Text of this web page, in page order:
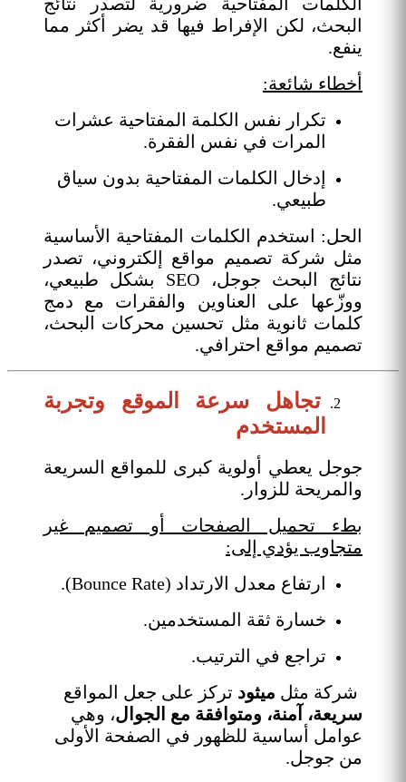
البحث، لكن الإفراط فيها قد يضر أكثر مما
ينفع.
أخطاء شائعة:
تكرار نفس الكلمة المفتاحية عشرات
المرات في نفس الفقرة.
إدخال الكلمات المفتاحية بدون سياق
طبيعي.
الحل: استخدم الكلمات المفتاحية الأساسية
مثل شركة تصميم مواقع إلكتروني، تصدر
نتائج البحث جوجل، SEO بشكل طبيعي،
ووزّعها على العناوين والفقرات مع دمج
كلمات ثانوية مثل تحسين محركات البحث،
تصميم مواقع احترافي.
تجاهل سرعة الموقع وتجربة
المستخدم
جوجل يعطي أولوية كبرى للمواقع السريعة
والمريحة للزوار.
بطء تحميل الصفحات أو تصميم غير
متجاوب يؤدي إلى:
ارتفاع معدل الارتداد (Bounce Rate).
خسارة ثقة المستخدمين.
تراجع في الترتيب.
شركة مثل ميثود تركز على جعل المواقع
سريعة، آمنة، ومتوافقة مع الجوال، وهي
عوامل أساسية للظهور في الصفحة الأولى
من جوجل.